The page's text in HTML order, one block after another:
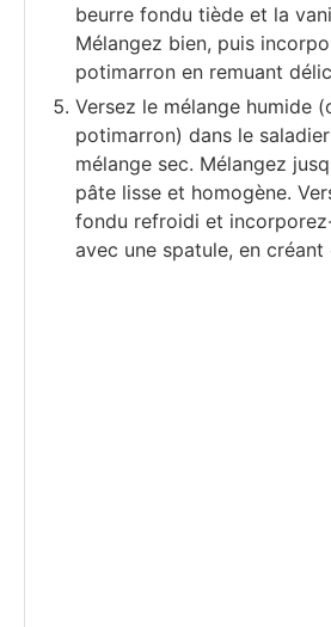
beurre fondu tiède et la
Mélangez bien, puis
potimarron en remuant
Versez le mélange humide
potimarron) dans le
mélange sec. Mélangez
pâte lisse et homogène.
fondu refroidi et
avec une spatule, en créant